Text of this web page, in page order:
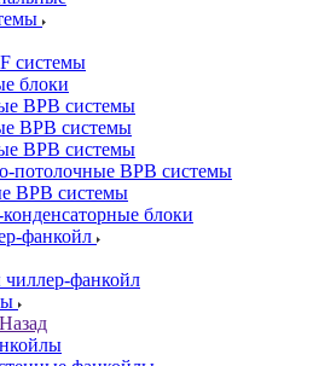
системы
блоки
ВРВ системы
ВРВ системы
ВРВ системы
потолочные ВРВ системы
ВРВ системы
блоки
фанкойл
фанкойл
Назад